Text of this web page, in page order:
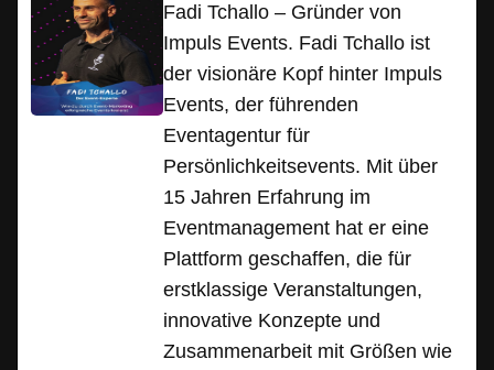
Fadi Tchallo – Gründer von
Impuls Events. Fadi Tchallo ist
der visionäre Kopf hinter Impuls
Events, der führenden
Eventagentur für
Persönlichkeitsevents. Mit über
15 Jahren Erfahrung im
Eventmanagement hat er eine
Plattform geschaffen, die für
erstklassige Veranstaltungen,
innovative Konzepte und
Zusammenarbeit mit Größen wie